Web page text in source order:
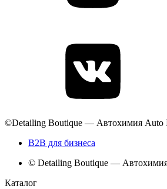
©Detailing Boutique — Автохимия Auto
B2B для бизнеса
© Detailing Boutique — Автохимия
Каталог